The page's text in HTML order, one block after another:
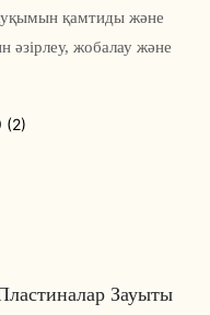
қамтиды және
әзірлеу, жобалау және
Зауыты